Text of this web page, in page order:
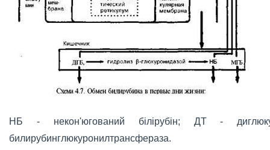
НБ - некон'югований білірубін; ДТ -
билирубинглюкуронилтрансфераза.